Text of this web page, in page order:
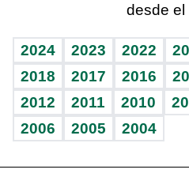
Vida y familia
Eñe
Celebrando la vida
Sin complejos
En pocas palabras
BRV
TBT Deportivo
Más firmas
Guía del dinero
Horóscopos
desde el
2024 2023 2022
2018
2017 2016
2012
2011 2010
2006
2005 2004